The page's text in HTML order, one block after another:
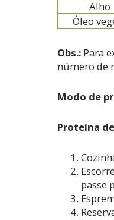
Alho
Óleo
Obs.: Para
número de
Modo de
Proteína
passe